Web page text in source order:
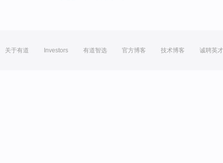
关于有道 Investors 有道智选 官方博客 技术博客 诚聘英才